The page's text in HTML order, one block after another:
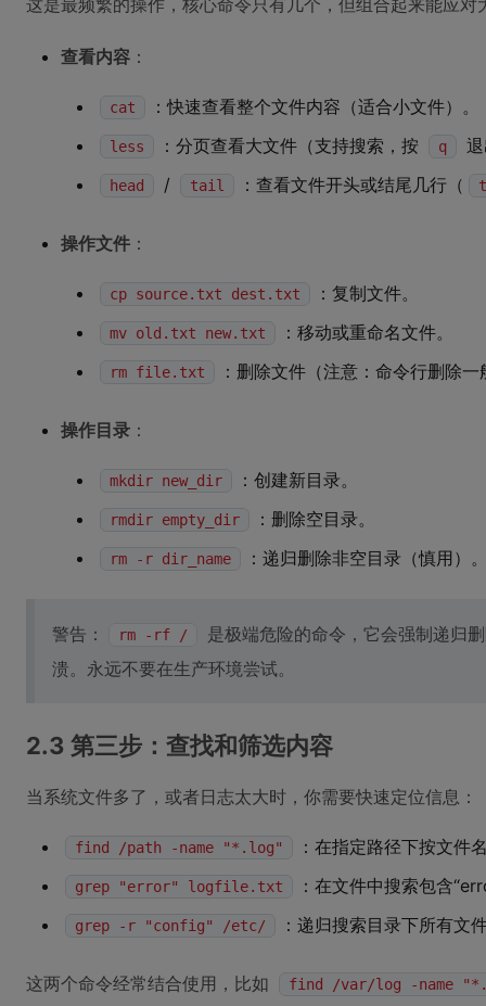
这是最频繁的操作，核心命令只有几个，但组合起来能应对
查看内容 ：
cat ：快速查看整个文件内容（适合小文件）。
less ：分页查看大文件（支持搜索，按 q
head / tail ：查看文件开头或结尾几行（
操作文件 ：
cp source.txt dest.txt ：复制文件。
mv old.txt new.txt ：移动或重命名文件。
rm file.txt ：删除文件（注意：命令行删除
操作目录 ：
mkdir new_dir ：创建新目录。
rmdir empty_dir ：删除空目录。
rm -r dir_name ：递归删除非空目录（慎用）
警告： rm -rf /
是极端危险的命令，它会强制递归
溃。永远不要在生产环境尝试。
2.3 第三步：查找和筛选内容
当系统文件多了，或者日志太大时，你需要快速定位信息：
find /path -name "*.log" ：在指定路径下按文件
grep "error" logfile.txt ：在文件中搜索包含
grep -r "config" /etc/ ：递归搜索目录下所有文
这两个命令经常结合使用，比如 find /var/log -name